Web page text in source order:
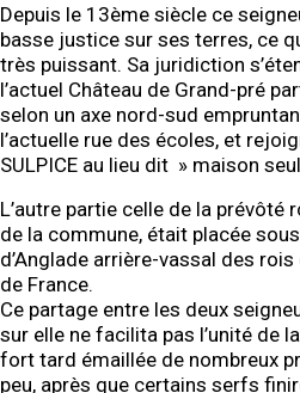
Depuis le 13ème siècle ce
basse justice sur ses terres, ce
très puissant. Sa juridiction
l’actuel Château de Grand-pré
selon un axe nord-sud
l’actuelle rue des écoles, et
SULPICE au lieu dit » maison
L’autre partie celle de la
de la commune, était placée
d’Anglade arrière-vassal des
de France.
Ce partage entre les deux
sur elle ne facilita pas l’unité de
fort tard émaillée de nombreux
peu, après que certains serfs